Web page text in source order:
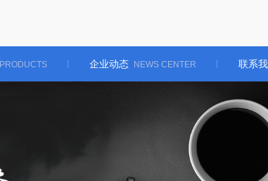
PRODUCTS 企业动态 NEWS CENTER 联系